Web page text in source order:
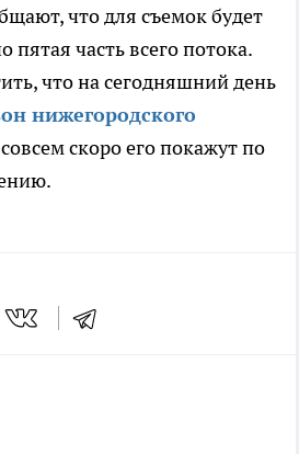
что для съемок будет
пятая часть всего потока.
что на сегодняшний день
нижегородского
скоро его покажут по